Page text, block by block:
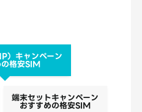
）キャンペーン
の格安SIM
端末セットキャンペーン
おすすめの格安SIM